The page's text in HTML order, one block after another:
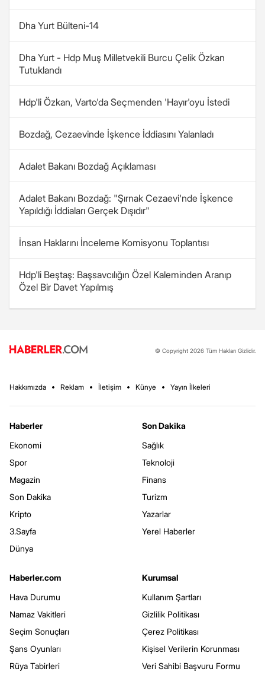
Dha Yurt Bülteni-14
Dha Yurt - Hdp Muş Milletvekili Burcu Çelik Özkan
Tutuklandı
Hdp'li Özkan, Varto'da Seçmenden 'Hayır'oyu İstedi
Bozdağ, Cezaevinde İşkence İddiasını Yalanladı
Adalet Bakanı Bozdağ Açıklaması
Adalet Bakanı Bozdağ: "Şırnak Cezaevi'nde İşkence
Yapıldığı İddiaları Gerçek Dışıdır"
İnsan Haklarını İnceleme Komisyonu Toplantısı
Hdp'li Beştaş: Başsavcılığın Özel Kaleminden Aranıp
Özel Bir Davet Yapılmış
© Copyright 2026 Tüm Hakları Gizlidir.
Hakkımızda Reklam İletişim Künye Yayın İlkeleri
Haberler
Ekonomi
Spor
Magazin
Son Dakika
Kripto
3.Sayfa
Dünya
Son Dakika
Sağlık
Teknoloji
Finans
Turizm
Yazarlar
Yerel Haberler
Haberler.com
Hava Durumu
Namaz Vakitleri
Seçim Sonuçları
Şans Oyunları
Rüya Tabirleri
Kurumsal
Kullanım Şartları
Gizlilik Politikası
Çerez Politikası
Kişisel Verilerin Korunması
Veri Sahibi Başvuru Formu